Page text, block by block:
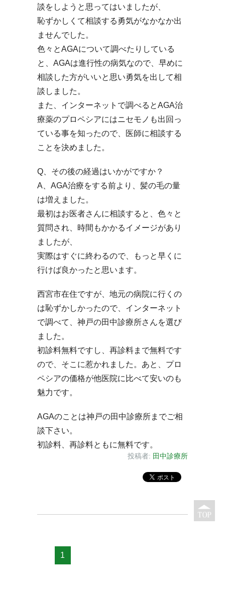
談をしようと思ってはいましたが、
恥ずかしくて相談する勇気がなかなか出
ませんでした。
色々とAGAについて調べたりしている
と、AGAは進行性の病気なので、早めに
相談した方がいいと思い勇気を出して相
談しました。
また、インターネットで調べるとAGA治
療薬のプロペシアにはニセモノも出回っ
ている事を知ったので、医師に相談する
ことを決めました。
Q、その後の経過はいかがですか？
A、AGA治療をする前より、髪の毛の量
は増えました。
最初はお医者さんに相談すると、色々と
質問され、時間もかかるイメージがあり
ましたが、
実際はすぐに終わるので、もっと早くに
行けば良かったと思います。
西宮市在住ですが、地元の病院に行くの
は恥ずかしかったので、インターネット
で調べて、神戸の田中診療所さんを選び
ました。
初診料無料ですし、再診料まで無料です
ので、そこに惹かれました。あと、プロ
ペシアの価格が他医院に比べて安いのも
魅力です。
AGAのことは神戸の田中診療所までご相
談下さい。
初診料、再診料ともに無料です。
投稿者: 田中診療所
1